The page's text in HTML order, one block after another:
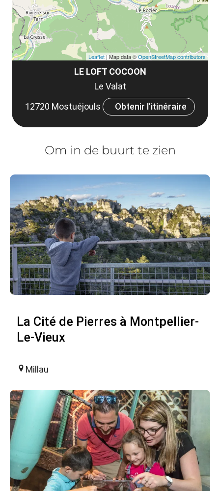
LE LOFT COCOON
Le Valat
12720 Mostuéjouls
Obtenir l'itinéraire
Leaflet | Map data ©OpenStreetMap contributors
Om in de buurt te zien
La Cité de Pierres à Montpellier-
Le-Vieux
Millau